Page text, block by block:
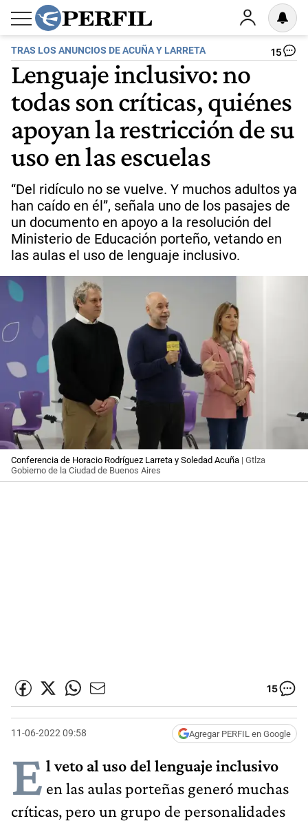
TRAS LOS ANUNCIOS DE ACUÑA Y LARRETA 15
Lenguaje inclusivo: no
todas son críticas, quiénes
apoyan la restricción de su
uso en las escuelas
“Del ridículo no se vuelve. Y muchos adultos ya
han caído en él”, señala uno de los pasajes de
un documento en apoyo a la resolución del
Ministerio de Educación porteño, vetando en
las aulas el uso de lenguaje inclusivo.
Conferencia de Horacio Rodríguez Larreta y Soledad Acuña | Gtlza
Gobierno de la Ciudad de Buenos Aires
15
11-06-2022 09:58 Agregar PERFIL en Google
E l veto al uso del lenguaje inclusivo
en las aulas porteñas generó muchas
críticas, pero un grupo de personalidades